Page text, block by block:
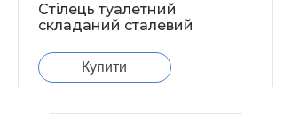
Стілець туалетний
складаний сталевий
Купити